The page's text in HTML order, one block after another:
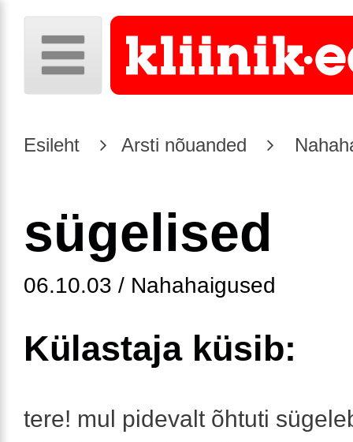
Esileht Arsti nõuanded
sügelised
06.10.03 / Nahahaigused
Külastaja küsib:
tere! mul pidevalt õhtuti